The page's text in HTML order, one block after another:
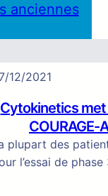
anciennes
12/2021
Cytokinetics met
COURAGE-
plupart des
l’essai de